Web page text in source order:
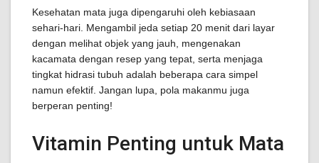
Kesehatan mata juga dipengaruhi oleh kebiasaan
sehari-hari. Mengambil jeda setiap 20 menit dari layar
dengan melihat objek yang jauh, mengenakan
kacamata dengan resep yang tepat, serta menjaga
tingkat hidrasi tubuh adalah beberapa cara simpel
namun efektif. Jangan lupa, pola makanmu juga
berperan penting!
Vitamin Penting untuk Mata